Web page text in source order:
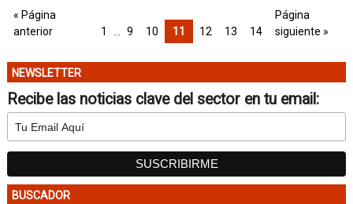
« Página
anterior
1 9 10 11 12 13 14
Página
siguiente »
NEWSLETTER
Recibe las noticias clave del sector en tu email:
BUSCADOR